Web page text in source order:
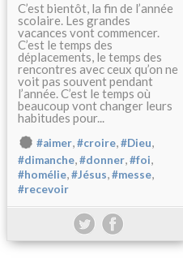
C’est bientôt, la fin de l’année
scolaire. Les grandes
vacances vont commencer.
C’est le temps des
déplacements, le temps des
rencontres avec ceux qu’on ne
voit pas souvent pendant
l’année. C’est le temps où
beaucoup vont changer leurs
habitudes pour...
#aimer,#croire,#Dieu,
#dimanche,#donner,#foi,
#homélie,#Jésus,#messe,
#recevoir